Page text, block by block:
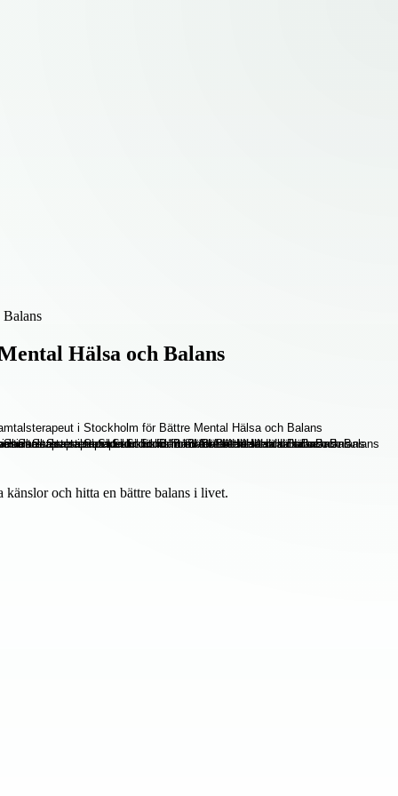
Balans
Hälsa och Balans
och hitta en bättre balans i livet.